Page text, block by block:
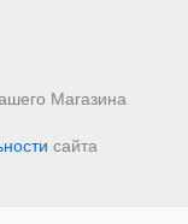
Магазина
сайта